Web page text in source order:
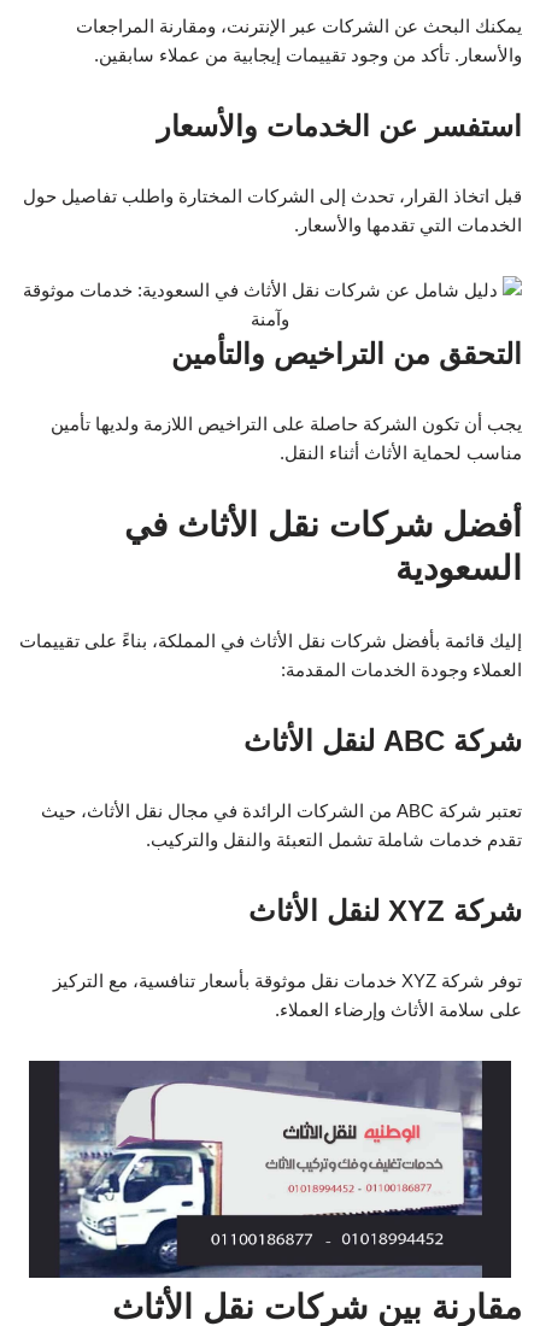
يمكنك البحث عن الشركات عبر الإنترنت، ومقارنة المراجعات
والأسعار. تأكد من وجود تقييمات إيجابية من عملاء سابقين.
استفسر عن الخدمات والأسعار
قبل اتخاذ القرار، تحدث إلى الشركات المختارة واطلب تفاصيل حول
الخدمات التي تقدمها والأسعار.
التحقق من التراخيص والتأمين
يجب أن تكون الشركة حاصلة على التراخيص اللازمة ولديها تأمين
مناسب لحماية الأثاث أثناء النقل.
أفضل شركات نقل الأثاث في
السعودية
إليك قائمة بأفضل شركات نقل الأثاث في المملكة، بناءً على تقييمات
العملاء وجودة الخدمات المقدمة:
شركة ABC لنقل الأثاث
تعتبر شركة ABC من الشركات الرائدة في مجال نقل الأثاث، حيث
تقدم خدمات شاملة تشمل التعبئة والنقل والتركيب.
شركة XYZ لنقل الأثاث
توفر شركة XYZ خدمات نقل موثوقة بأسعار تنافسية، مع التركيز
على سلامة الأثاث وإرضاء العملاء.
مقارنة بين شركات نقل الأثاث